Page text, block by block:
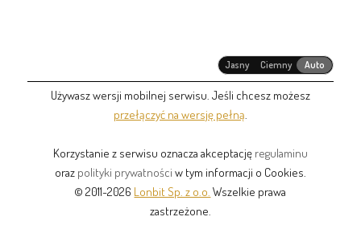
Jasny Ciemny Auto
Używasz wersji mobilnej serwisu. Jeśli chcesz możesz
przełączyć na wersję pełną
Korzystanie z serwisu oznacza akceptację regulaminu
oraz polityki prywatności w tym informacji o Cookies.
© 2011-2026 Lonbit Sp. z o.o. Wszelkie prawa
zastrzeżone.